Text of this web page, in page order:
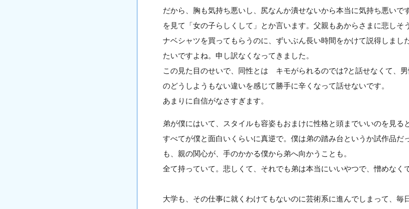
だから、胸も気持ち悪いし、尻なんか潰せないから本当に気持ち悪いで
を見て「女の子らしくして」とか言います。父親もあからさまに悲し
ナベシャツを買ってもらうのに、ずいぶん長い時間をかけて説得しまし
たいですよね。申し訳なくなってきました。
この見た目のせいで、同性とは キモがられるのでは?と話せなくて、
のどうしようもない違いを感じて勝手に辛くなって話せないです。
あまりに自信がなさすぎます。
弟が僕にはいて、スタイルも容姿もおまけに性格と頭までいいのを見る
すべてが僕と面白いくらいに真逆で。僕は弟の踏み台というか試作品だ
も、親の関心が、手のかかる僕から弟へ向かうことも。
全て持っていて。悲しくて、それでも弟は本当にいいやつで、憎めなく
大学も、その仕事に就くわけてもないのに芸術系に進んでしまって、毎